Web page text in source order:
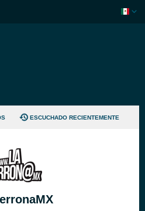
ESCUCHADO RECIENTEMENTE